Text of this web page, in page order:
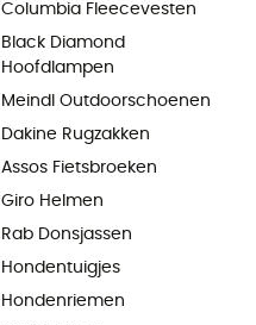
Columbia Fleecevesten
Black Diamond
Hoofdlampen
Meindl Outdoorschoenen
Dakine Rugzakken
Assos Fietsbroeken
Giro Helmen
Rab Donsjassen
Hondentuigjes
Hondenriemen